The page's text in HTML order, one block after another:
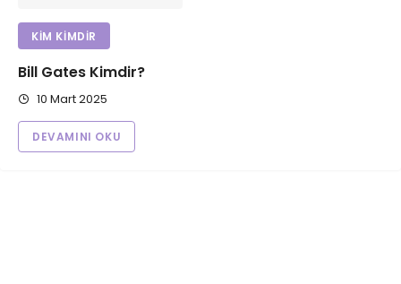
KIM KIMDIR
Bill Gates Kimdir?
10 Mart 2025
DEVAMINI OKU